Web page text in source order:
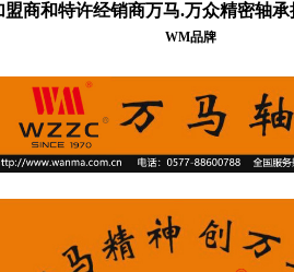
盟商和特许经销商万马.万众精密轴
WM品牌